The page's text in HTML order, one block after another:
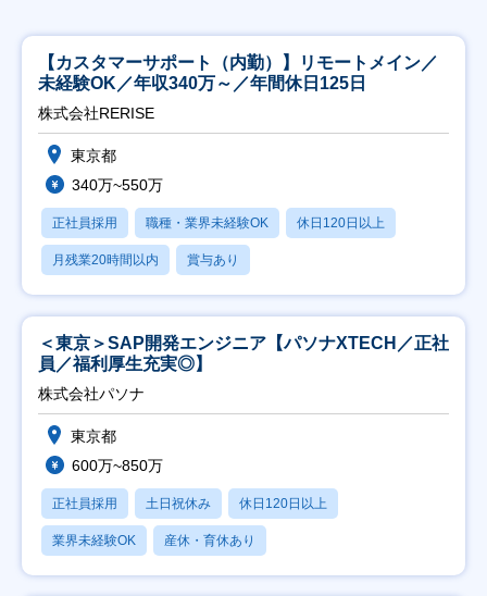
【カスタマーサポート（内勤）】リモートメイン／
未経験OK／年収340万～／年間休日125日
株式会社RERISE
東京都
340万~550万
正社員採用 職種・業界未経験OK 休日120日以上
月残業20時間以内 賞与あり
＜東京＞SAP開発エンジニア【パソナXTECH／正社
員／福利厚生充実◎】
株式会社パソナ
東京都
600万~850万
正社員採用 土日祝休み 休日120日以上
業界未経験OK 産休・育休あり